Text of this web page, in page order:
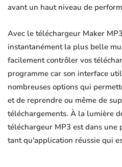
avant un haut niveau de
Avec le téléchargeur Maker
instantanément la plus belle
facilement contrôler vos
programme car son interface
nombreuses options qui
et de reprendre ou même de
téléchargements. À la lumière
téléchargeur MP3 est dans une
tant qu'application réussie qui